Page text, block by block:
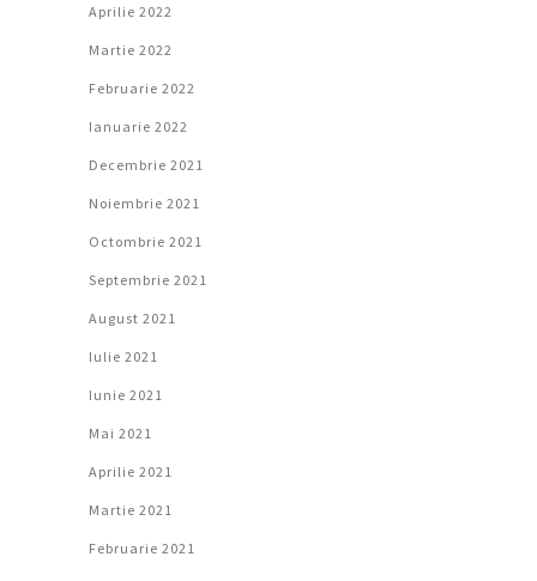
Aprilie 2022
Martie 2022
Februarie 2022
Ianuarie 2022
Decembrie 2021
Noiembrie 2021
Octombrie 2021
Septembrie 2021
August 2021
Iulie 2021
Iunie 2021
Mai 2021
Aprilie 2021
Martie 2021
Februarie 2021